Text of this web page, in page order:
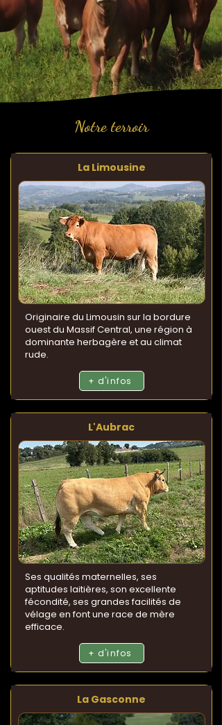
Notre terroir
La Limousine
Originaire du Limousin sur la bordure
ouest du Massif Central, une région à
dominante herbagère et au climat
rude.
+ d'infos
L'Aubrac
Ses qualités maternelles, ses
aptitudes laitières, son excellente
fécondité, ses grandes facilités de
vélage en font une race de mère
efficace.
+ d'infos
La Gasconne